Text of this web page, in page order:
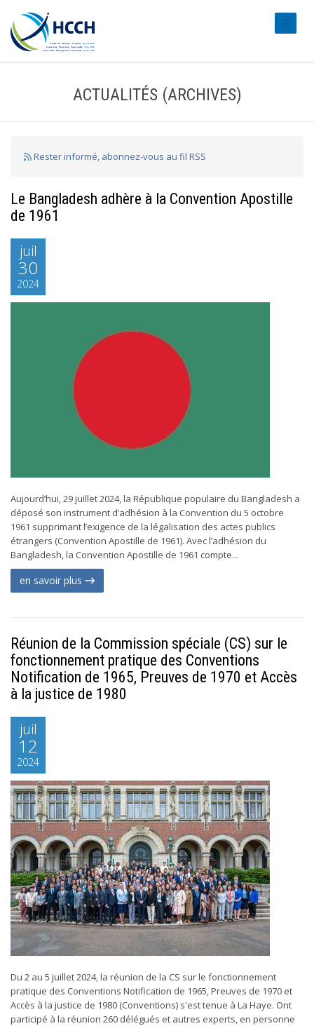
ACTUALITÉS (ARCHIVES)
Rester informé, abonnez-vous au fil RSS
Le Bangladesh adhère à la Convention Apostille
de 1961
juil
30
2024
Aujourd’hui, 29 juillet 2024, la République populaire du Bangladesh a
déposé son instrument d’adhésion à la Convention du 5 octobre
1961 supprimant l’exigence de la légalisation des actes publics
étrangers (Convention Apostille de 1961). Avec l’adhésion du
Bangladesh, la Convention Apostille de 1961 compte...
en savoir plus
Réunion de la Commission spéciale (CS) sur le
fonctionnement pratique des Conventions
Notification de 1965, Preuves de 1970 et Accès
à la justice de 1980
juil
12
2024
Du 2 au 5 juillet 2024, la réunion de la CS sur le fonctionnement
pratique des Conventions Notification de 1965, Preuves de 1970 et
Accès à la justice de 1980 (Conventions) s'est tenue à La Haye. Ont
participé à la réunion 260 délégués et autres experts, en personne